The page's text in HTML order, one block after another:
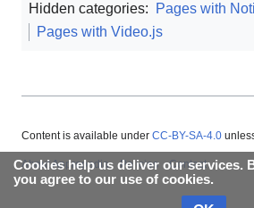
Hidden categories:
Pages with
Pages with Video.js
Cookies help us deliver our services.
you agree to our use of cookies.
Content is available under CC-BY-SA-4.0
About Appropedia Policies Contact